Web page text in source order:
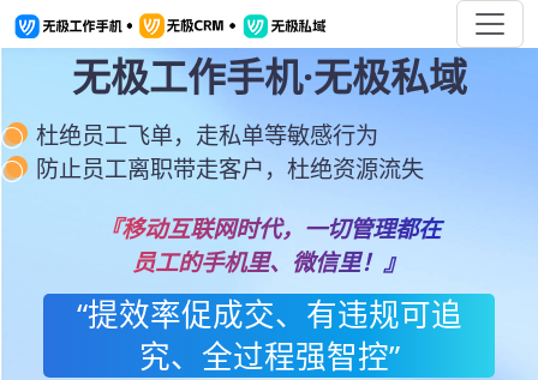
无极工作手机·无极私域
杜绝员工飞单，走私单等敏感行为
防止员工离职带走客户，杜绝资源流失
『移动互联网时代，一切管理都在
员工的手机里、微信里！』
“提效率促成交、有违规可追
究、全过程强智控”